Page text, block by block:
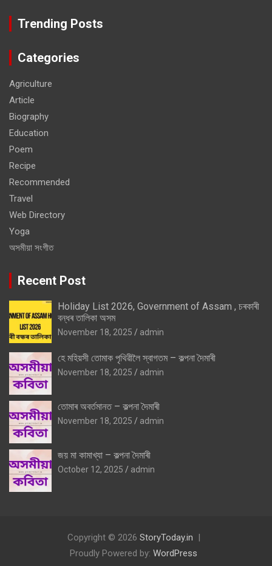
Trending Posts
Categories
Agriculture
Article
Biography
Education
Poem
Recipe
Recommended
Travel
Web Directory
Yoga
অসমীয়া সংগীত
Recent Post
Holiday List 2026, Government of Assam , চৰকাৰী
বন্ধৰ তালিকা অসম
November 18, 2025 admin
হে মহিয়সী তোমাক পৃথিৱীলৈ স্বাগতম – কল্পনা দৈমাৰী
November 18, 2025 admin
তোমাৰ অবৰ্তমানত – কল্পনা দৈমাৰী
November 18, 2025 admin
জয় মা কামাখ্যা – কল্পনা দৈমাৰী
October 12, 2025 admin
Copyright © 2026 StoryToday.in
Proudly Powered by: WordPress